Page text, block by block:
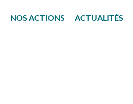
NOS ACTIONS ACTUALITÉS